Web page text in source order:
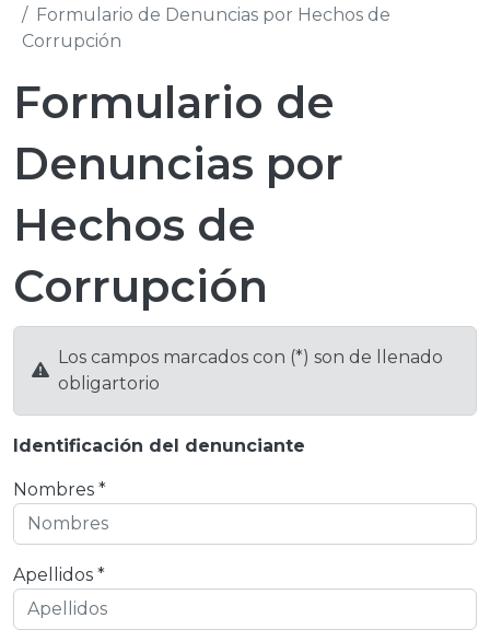
Formulario de Denuncias por Hechos de
Corrupción
Formulario de
Denuncias por
Hechos de
Corrupción
Los campos marcados con (*) son de llenado
obligartorio
Identificación del denunciante
Nombres *
Apellidos *